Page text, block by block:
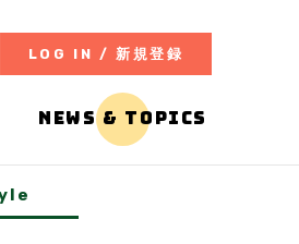
LOG IN / 新規登録
NEWS & TOPICS